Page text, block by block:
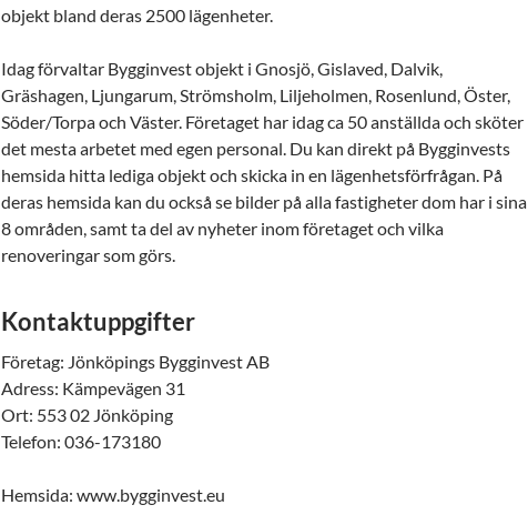
objekt bland deras 2500 lägenheter.
Idag förvaltar Bygginvest objekt i Gnosjö, Gislaved, Dalvik,
Gräshagen, Ljungarum, Strömsholm, Liljeholmen, Rosenlund, Öster,
Söder/Torpa och Väster. Företaget har idag ca 50 anställda och sköter
det mesta arbetet med egen personal. Du kan direkt på Bygginvests
hemsida hitta lediga objekt och skicka in en lägenhetsförfrågan. På
deras hemsida kan du också se bilder på alla fastigheter dom har i sina
8 områden, samt ta del av nyheter inom företaget och vilka
renoveringar som görs.
Kontaktuppgifter
Företag: Jönköpings Bygginvest AB
Adress: Kämpevägen 31
Ort: 553 02 Jönköping
Telefon: 036-173180
Hemsida: www.bygginvest.eu